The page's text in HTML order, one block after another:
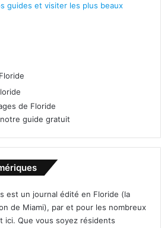
guides et visiter les plus beaux
de Floride
guide gratuit
est un journal édité en Floride (la
de Miami), par et pour les nombreux
ici. Que vous soyez résidents